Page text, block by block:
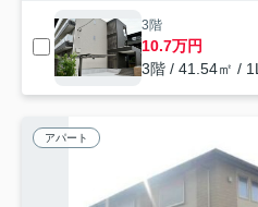
3階
10.7万円
3階 / 41.54㎡ /
アパート